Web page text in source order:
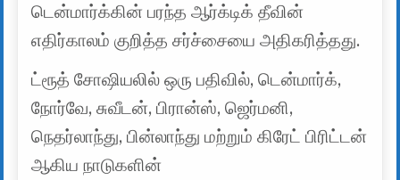
டென்மார்க்கின் பரந்த ஆர்க்டிக் தீவின்
எதிர்காலம் குறித்த சர்ச்சையை அதிகரித்தது.
ட்ரூத் சோஷியலில் ஒரு பதிவில், டென்மார்க்,
நோர்வே, சுவீடன், பிரான்ஸ், ஜெர்மனி,
நெதர்லாந்து, பின்லாந்து மற்றும் கிரேட் பிரிட்டன்
ஆகிய நாடுகளின்